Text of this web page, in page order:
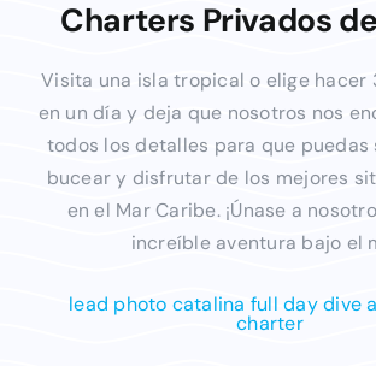
Charters Privados
Visita una isla tropical o elige hacer
en un día y deja que nosotros nos
todos los detalles para que
bucear y disfrutar de los mejores
en el Mar Caribe. ¡Únase a
increíble aventura bajo el